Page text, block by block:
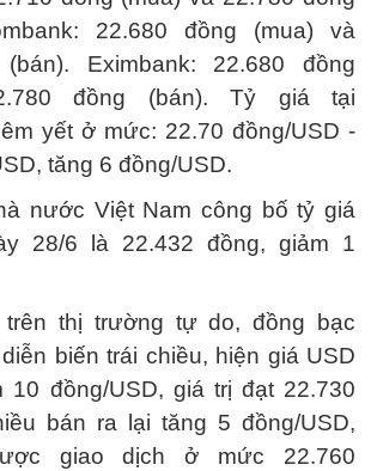
22.680 đồng (mua) và
Eximbank: 22.680 đồng
đồng (bán). Tỷ giá tại
yết ở mức: 22.70 đồng/USD -
tăng 6 đồng/USD.
nước Việt Nam công bố tỷ giá
28/6 là 22.432 đồng, giảm 1
trên thị trường tự do, đồng bạc
biến trái chiều, hiện giá USD
10 đồng/USD, giá trị đạt 22.730
bán ra lại tăng 5 đồng/USD,
giao dịch ở mức 22.760